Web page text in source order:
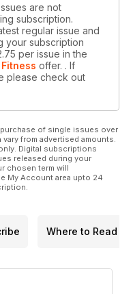
TV-Showberichte.
Mittelpunkt – sicherlich
vielleicht sogar der
*****-Matches. Darunter
in den USA
die die Welt
es um das Tag-Team-
Omega und Adam
wird auch die
das Wrestling in der
are not
subscription.
regular issue and
your subscription
per issue in the
offer. . If
please check out
of single issues over
from advertised amounts.
Digital subscriptions
released during your
chosen term will
My Account area upto 24
Where to Read